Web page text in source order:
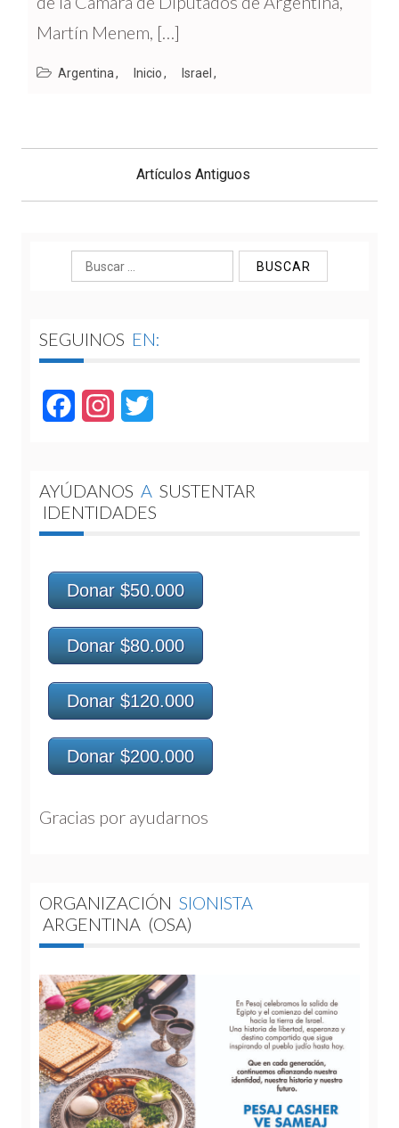
Martín Menem, […]
Argentina Inicio Israel
Navegación
Artículos Antiguos
Buscar:
SEGUINOS EN:
FacebookInstagram
AYÚDANOS A SUSTENTAR
IDENTIDADES
Donar $50.000
Donar $80.000
Donar $120.000
Donar $200.000
Gracias por ayudarnos
ORGANIZACIÓN SIONISTA
ARGENTINA (OSA)